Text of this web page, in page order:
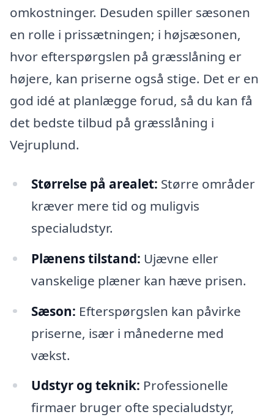
omkostninger. Desuden spiller sæsonen
en rolle i prissætningen; i højsæsonen,
hvor efterspørgslen på græsslåning er
højere, kan priserne også stige. Det er en
god idé at planlægge forud, så du kan få
det bedste tilbud på græsslåning i
Vejruplund.
Størrelse på arealet: Større områder
kræver mere tid og muligvis
specialudstyr.
Plænens tilstand: Ujævne eller
vanskelige plæner kan hæve prisen.
Sæson: Efterspørgslen kan påvirke
priserne, især i månederne med
vækst.
Udstyr og teknik: Professionelle
firmaer bruger ofte specialudstyr,